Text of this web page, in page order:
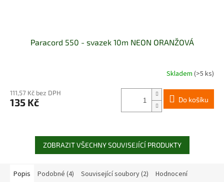
Paracord 550 - svazek 10m NEON ORANŽOVÁ
Skladem (>5 ks)
111,57 Kč bez DPH
135 Kč Do košíku
ZOBRAZIT VŠECHNY SOUVISEJÍCÍ PRODUKTY
Popis Podobné (4) Související soubory (2) Hodnocení